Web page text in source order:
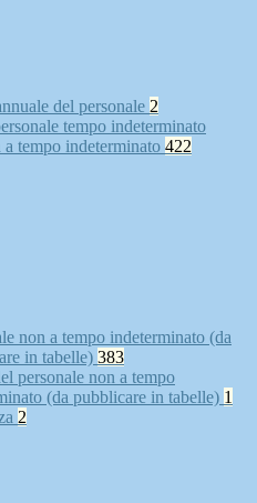
del personale 2
tempo indeterminato
a tempo indeterminato 422
non a tempo indeterminato (da
in tabelle) 383
personale non a tempo
(da pubblicare in tabelle) 1
2